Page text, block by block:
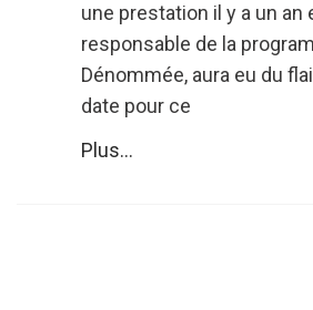
une prestation il y a un an
responsable de la
Dénommée, aura eu du
date pour ce
Plus...